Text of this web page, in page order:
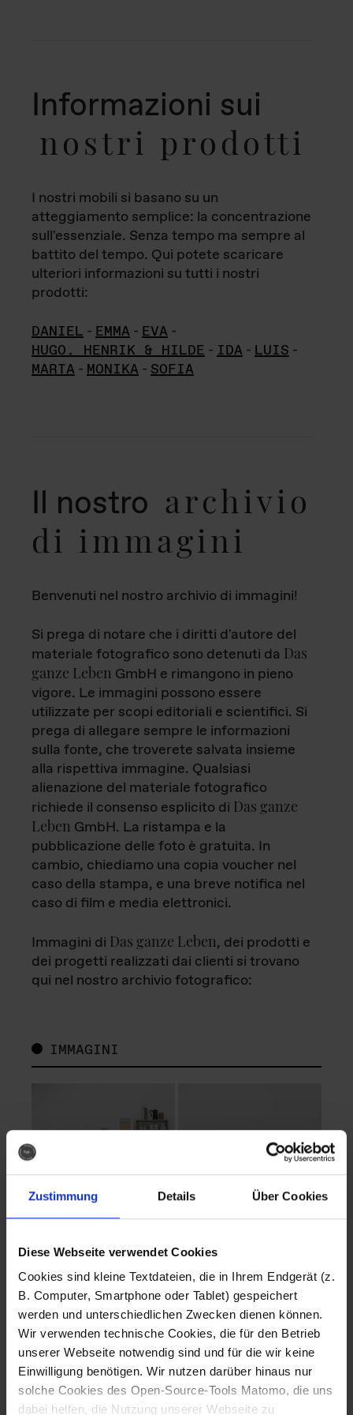
Zustimmung Details Über Cookies
Diese Webseite verwendet Cookies
Cookies sind kleine Textdateien, die in Ihrem Endgerät (z.
B. Computer, Smartphone oder Tablet) gespeichert
werden und unterschiedlichen Zwecken dienen können.
Wir verwenden technische Cookies, die für den Betrieb
unserer Webseite notwendig sind und für die wir keine
Einwilligung benötigen. Wir nutzen darüber hinaus nur
solche Cookies des Open-Source-Tools Matomo, die uns
dabei helfen, die Nutzung unserer Webseite zu
Informazioni sui
nostri prodotti
I nostri mobili si basano su un
atteggiamento semplice: la concentrazione
sull'essenziale. Senza tempo ma sempre al
battito del tempo. Qui potete scaricare
ulteriori informazioni su tutti i nostri
prodotti:
DANIEL - EMMA - EVA -
HUGO, HENRIK & HILDE - IDA - LUIS -
MARTA - MONIKA - SOFIA
Il nostro archivio
di immagini
Benvenuti nel nostro archivio di immagini!
Si prega di notare che i diritti d'autore del
materiale fotografico sono detenuti da Das
ganze Leben GmbH e rimangono in pieno
vigore. Le immagini possono essere
utilizzate per scopi editoriali e scientifici. Si
prega di allegare sempre le informazioni
sulla fonte, che troverete salvata insieme
alla rispettiva immagine. Qualsiasi
alienazione del materiale fotografico
richiede il consenso esplicito di Das ganze
Leben GmbH. La ristampa e la
pubblicazione delle foto è gratuita. In
cambio, chiediamo una copia voucher nel
caso della stampa, e una breve notifica nel
caso di film e media elettronici.
Immagini di Das ganze Leben, dei prodotti e
dei progetti realizzati dai clienti si trovano
qui nel nostro archivio fotografico:
IMMAGINI
Fotografo: Lorenz
Sternbach
Download
Fotografo: Lorenz
Sternbach
Download